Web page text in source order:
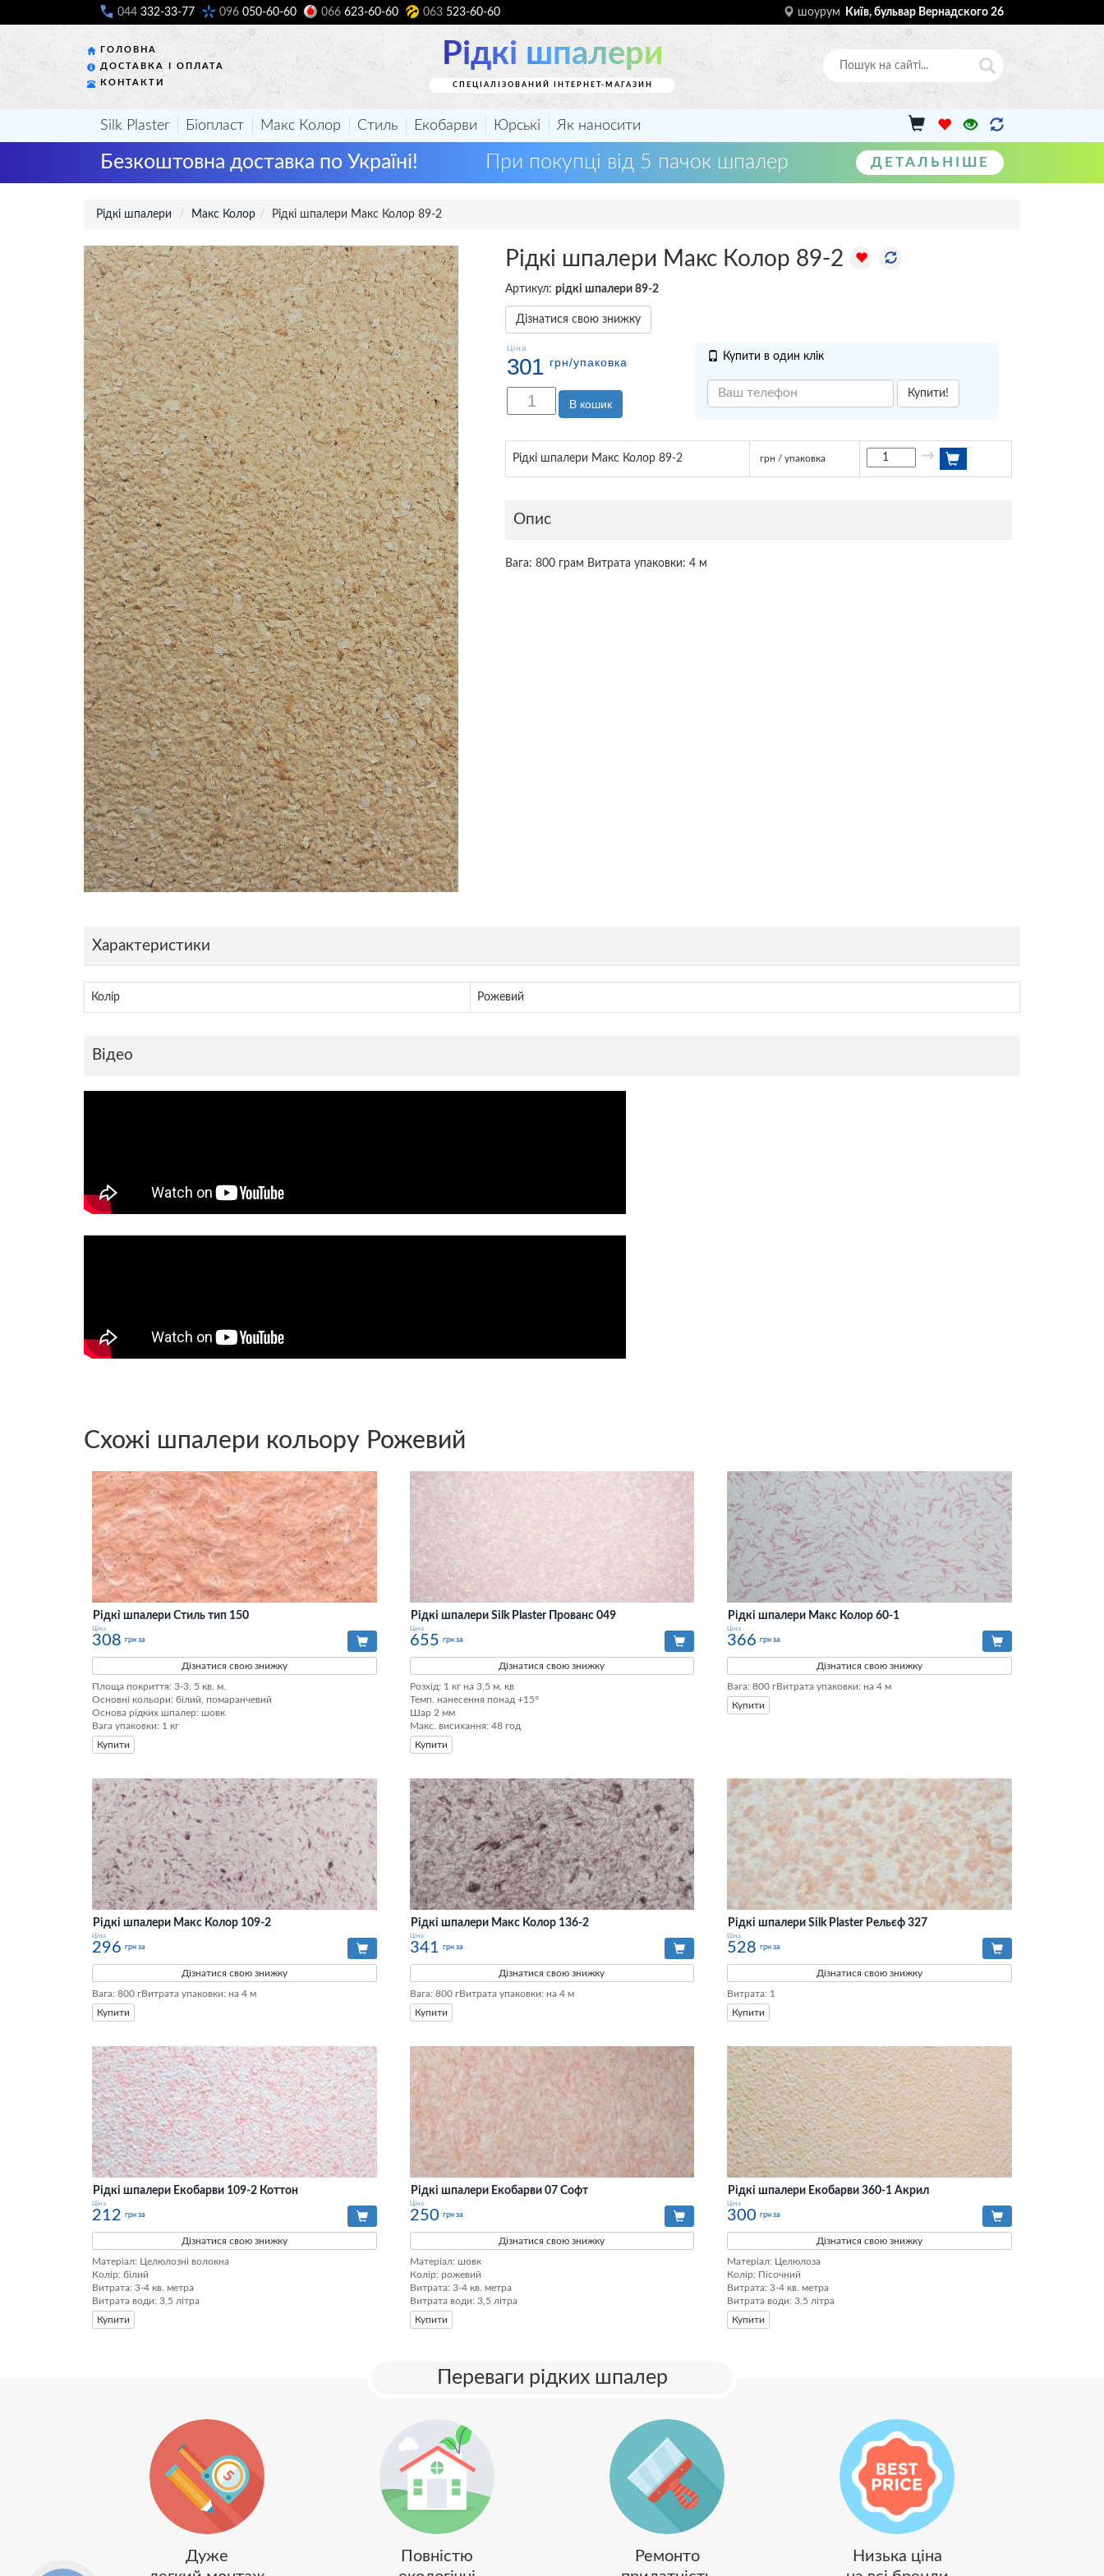
044 332-33-77 096 050-60-60 066 623-60-60 063 523-60-60 шоурум Київ, бульвар Вернадского 26
ГОЛОВНА
ДОСТАВКА І ОПЛАТА
КОНТАКТИ
Рідкі шпалери
СПЕЦІАЛІЗОВАНИЙ ІНТЕРНЕТ-МАГАЗИН
Silk Plaster Біопласт Макс Колор Стиль Екобарви Юрські Як наносити
Безкоштовна доставка по Україні! При покупці від 5 пачок шпалер ДЕТАЛЬНІШЕ
Рідкі шпалери Макс Колор Рідкі шпалери Макс Колор 89-2
Рідкі шпалери Макс Колор 89-2
Артикул: рідкі шпалери 89-2
Дізнатися свою знижку
Ціна
301 грн/упаковка
В кошик
Купити в один клік
Купити!
Рідкі шпалери Макс Колор 89-2 грн / упаковка →
Опис
Вага: 800 грам Витрата упаковки: 4 м
Характеристики
Колір Рожевий
Відео
Схожі шпалери кольору Рожевий
Рідкі шпалери Стиль тип 150
Ціна
308 грн за
Дізнатися свою знижку
Площа покриття: 3-3. 5 кв. м.
Основні кольори: білий, помаранчевий
Основа рідких шпалер: шовк
Вага упаковки: 1 кг
Купити
Рідкі шпалери Silk Plaster Прованс 049
Ціна
655 грн за
Дізнатися свою знижку
Розхід: 1 кг на 3,5 м. кв
Темп. нанесення понад +15°
Шар 2 мм
Макс. висихання: 48 год
Купити
Рідкі шпалери Макс Колор 60-1
Ціна
366 грн за
Дізнатися свою знижку
Вага: 800 гВитрата упаковки: на 4 м
Купити
Рідкі шпалери Макс Колор 109-2
Ціна
296 грн за
Дізнатися свою знижку
Вага: 800 гВитрата упаковки: на 4 м
Купити
Рідкі шпалери Макс Колор 136-2
Ціна
341 грн за
Дізнатися свою знижку
Вага: 800 гВитрата упаковки: на 4 м
Купити
Рідкі шпалери Silk Plaster Рельєф 327
Ціна
528 грн за
Дізнатися свою знижку
Витрата: 1
Купити
Рідкі шпалери Екобарви 109-2 Коттон
Ціна
212 грн за
Дізнатися свою знижку
Матеріал: Целюлозні волокна
Колір: білий
Витрата: 3-4 кв. метра
Витрата води: 3,5 літра
Купити
Рідкі шпалери Екобарви 07 Софт
Ціна
250 грн за
Дізнатися свою знижку
Матеріал: шовк
Колір: рожевий
Витрата: 3-4 кв. метра
Витрата води: 3,5 літра
Купити
Рідкі шпалери Екобарви 360-1 Акрил
Ціна
300 грн за
Дізнатися свою знижку
Матеріал: Целюлоза
Колір: Пісочний
Витрата: 3-4 кв. метра
Витрата води: 3,5 літра
Купити
Переваги рідких шпалер
Дуже
Повністю
Ремонто
Низька ціна